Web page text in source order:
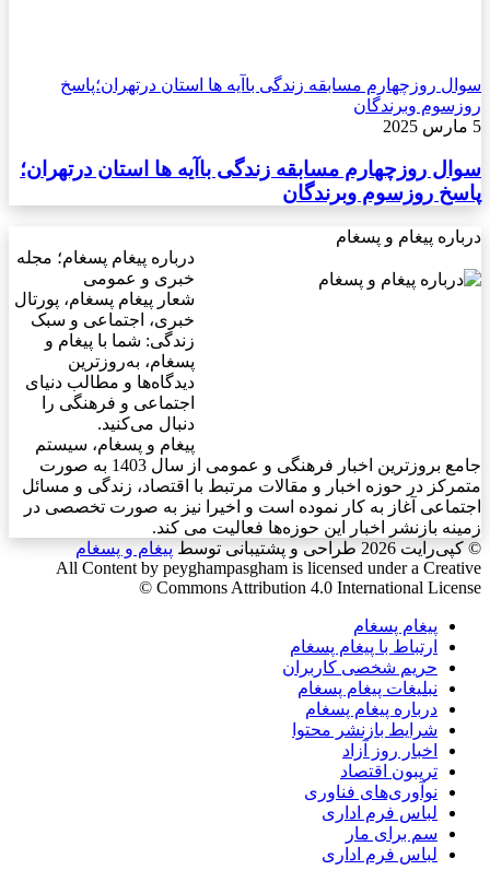
سوال روزچهارم مسابقه زندگی باآیه ها استان درتهران؛پاسخ
روزسوم وبرندگان
5 مارس 2025
سوال روزچهارم مسابقه زندگی باآیه ها استان درتهران؛
پاسخ روزسوم وبرندگان
درباره پیغام و پسغام
درباره پیغام پسغام؛ مجله
خبری و عمومی
شعار پیغام پسغام، پورتال
خبری، اجتماعی و سبک
زندگی: شما با پیغام و
پسغام، به‌روزترین
دیدگاه‌ها و مطالب دنیای
اجتماعی و فرهنگی را
دنبال می‌کنید.
پیغام و پسغام، سیستم
جامع بروزترین اخبار فرهنگی و عمومی از سال 1403 به صورت
متمرکز در حوزه اخبار و مقالات مرتبط با اقتصاد، زندگی و مسائل
اجتماعی آغاز به کار نموده است و اخیرا نیز به صورت تخصصی در
زمینه بازنشر اخبار این حوزه‌ها فعالیت می کند.
© کپی‌رایت 2026
طراحی و پشتیبانی توسط پیغام و پسغام
All Content by peyghampasgham is licensed under a Creative
Commons Attribution 4.0 International License ©️
پیغام پسغام
ارتباط با پیغام پسغام
حریم شخصی کاربران
نبلیغات پیغام پسغام
درباره پیغام پسغام
شرایط بازنشر محتوا
اخبار روز آزاد
تریبون اقتصاد
نوآوری‌های فناوری
لباس فرم اداری
سم برای مار
لباس فرم اداری